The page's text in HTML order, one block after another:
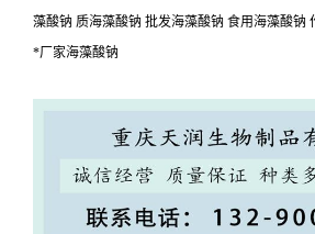
藻酸钠 质海藻酸钠 批发海藻酸钠 食用海藻酸钠
*厂家海藻酸钠